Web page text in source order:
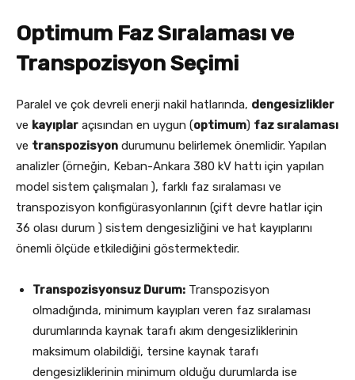
Optimum Faz Sıralaması ve
Transpozisyon Seçimi
Paralel ve çok devreli enerji nakil hatlarında, dengesizlikler
ve kayıplar açısından en uygun (optimum) faz sıralaması
ve transpozisyon durumunu belirlemek önemlidir. Yapılan
analizler (örneğin, Keban-Ankara 380 kV hattı için yapılan
model sistem çalışmaları ), farklı faz sıralaması ve
transpozisyon konfigürasyonlarının (çift devre hatlar için
36 olası durum ) sistem dengesizliğini ve hat kayıplarını
önemli ölçüde etkilediğini göstermektedir.
Transpozisyonsuz Durum: Transpozisyon
olmadığında, minimum kayıpları veren faz sıralaması
durumlarında kaynak tarafı akım dengesizliklerinin
maksimum olabildiği, tersine kaynak tarafı
dengesizliklerinin minimum olduğu durumlarda ise